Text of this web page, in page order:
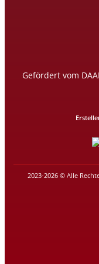
Gefördert vom
2023-2026 © Alle